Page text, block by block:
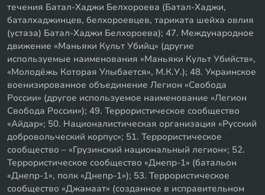
течения Батал-Хаджи Белхороева (Батал-Хаджи,
баталхаджинцев, белхороевцев, тариката шейха овлия
(устаза) Батал-Хаджи Белхороева); 47. Международное
движение «Маньяки Культ Убийц» (другие
используемые наименования «Маньяки Культ Убийств»,
«Молодёжь Которая Улыбается», М.К.У.); 48. Украинское
военизированное объединение Легион «Свобода
России» (другое используемое наименование «Легион
Свобода России»); 49. Террористическое сообщество
«Айдар»; 50. Националистическая организация «Русский
добровольческий корпус»; 51. Террористическое
сообщество – «Грузинский национальный легион»; 52.
Террористическое сообщество «Днепр-1» (батальон
«Днепр-1», полк «Днепр-1»); 53. Террористическое
сообщество «Джамаат» (созданное в исправительном